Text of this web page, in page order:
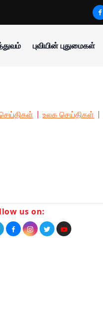
புவியின் புதுமைகள்
உலக செய்திகள்
us on: